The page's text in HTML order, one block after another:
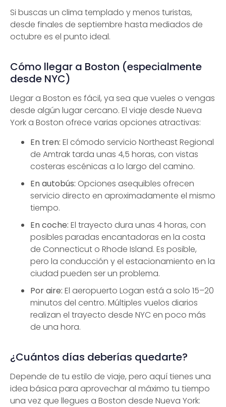
Si buscas un clima templado y menos turistas,
desde finales de septiembre hasta mediados de
octubre es el punto ideal.
Cómo llegar a Boston (especialmente
desde NYC)
Llegar a Boston es fácil, ya sea que vueles o vengas
desde algún lugar cercano. El viaje desde Nueva
York a Boston ofrece varias opciones atractivas:
En tren: El cómodo servicio Northeast Regional
de Amtrak tarda unas 4,5 horas, con vistas
costeras escénicas a lo largo del camino.
En autobús: Opciones asequibles ofrecen
servicio directo en aproximadamente el mismo
tiempo.
En coche: El trayecto dura unas 4 horas, con
posibles paradas encantadoras en la costa
de Connecticut o Rhode Island. Es posible,
pero la conducción y el estacionamiento en la
ciudad pueden ser un problema.
Por aire: El aeropuerto Logan está a solo 15–20
minutos del centro. Múltiples vuelos diarios
realizan el trayecto desde NYC en poco más
de una hora.
¿Cuántos días deberías quedarte?
Depende de tu estilo de viaje, pero aquí tienes una
idea básica para aprovechar al máximo tu tiempo
una vez que llegues a Boston desde Nueva York: